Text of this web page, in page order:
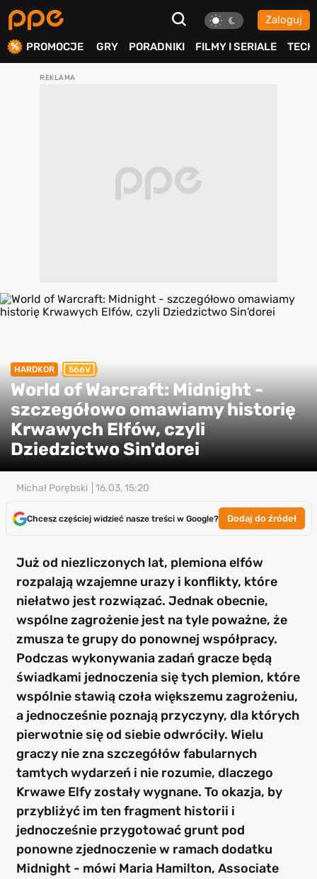
Zaloguj
PROMOCJE GRY PORADNIKI FILMY I SERIALE TECH
HARDKOR 566V
World of Warcraft: Midnight -
szczegółowo omawiamy historię
Krwawych Elfów, czyli
Dziedzictwo Sin'dorei
Michał Porębski | 16.03, 15:20
Chcesz częściej widzieć nasze treści w Google? Dodaj do źródeł
Już od niezliczonych lat, plemiona elfów
rozpalają wzajemne urazy i konflikty, które
niełatwo jest rozwiązać. Jednak obecnie,
wspólne zagrożenie jest na tyle poważne, że
zmusza te grupy do ponownej współpracy.
Podczas wykonywania zadań gracze będą
świadkami jednoczenia się tych plemion, które
wspólnie stawią czoła większemu zagrożeniu,
a jednocześnie poznają przyczyny, dla których
pierwotnie się od siebie odwróciły. Wielu
graczy nie zna szczegółów fabularnych
tamtych wydarzeń i nie rozumie, dlaczego
Krwawe Elfy zostały wygnane. To okazja, by
przybliżyć im ten fragment historii i
jednocześnie przygotować grunt pod
ponowne zjednoczenie w ramach dodatku
Midnight - mówi Maria Hamilton, Associate